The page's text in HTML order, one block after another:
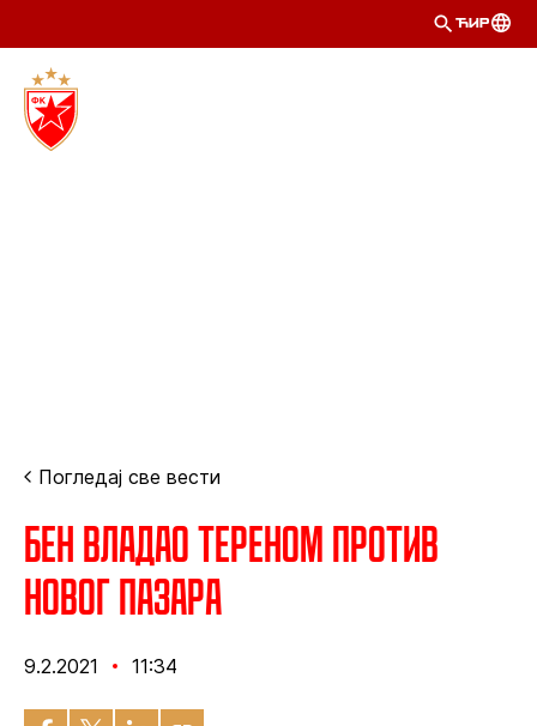
ЋИР
Погледај све вести
Бен владао тереном против
Новог Пазара
9.2.2021 11:34